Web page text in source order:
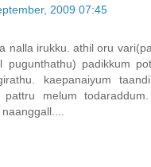
2009 07:45
nalla irukku. athil oru
pugunthathu) padikkum
kaepanaiyum
melum